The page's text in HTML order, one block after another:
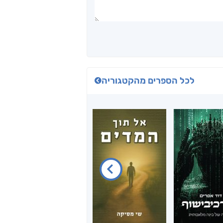
לכל הספרים מהקטגוריה